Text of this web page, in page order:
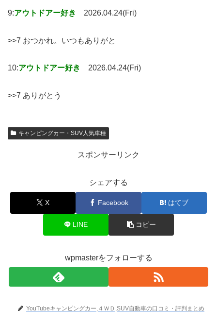
9:アウトドアー好き 2026.04.24(Fri)
>>7 おつかれ。いつもありがと
10:アウトドアー好き 2026.04.24(Fri)
>>7 ありがとう
キャンピングカー・SUV人気車種
スポンサーリンク
シェアする
X Facebook はてブ
LINE コピー
wpmasterをフォローする
YouTubeキャンピングカー,４ＷＤ,SUV自動車の口コミ・評判まとめ